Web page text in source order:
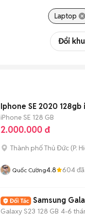
Laptop
Đổi
Iphone SE 2020
iPhone SE 128 GB
2.000.000 đ
Thành phố Thủ Đức (P.
Quốc Cường4.8 604
Samsung
Galaxy S23 128 GB 4-6